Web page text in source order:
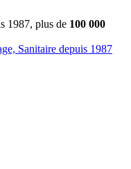
1987, plus de 100 000